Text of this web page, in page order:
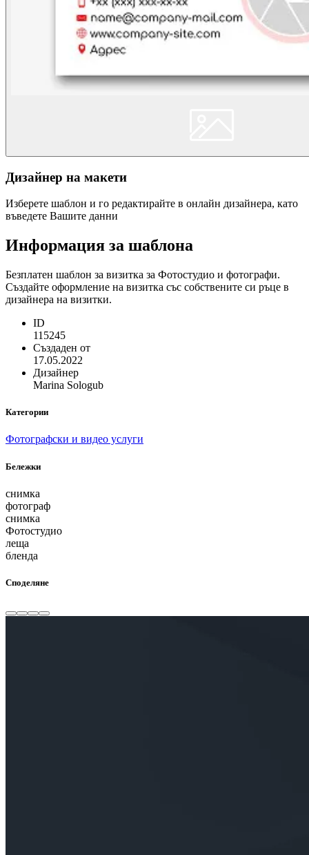
Дизайнер на макети
Изберете шаблон и го редактирайте в онлайн дизайнера, като
въведете Вашите данни
Информация за шаблона
Безплатен шаблон за визитка за Фотостудио и фотографи.
Създайте оформление на визитка със собствените си ръце в
дизайнера на визитки.
ID
115245
Създаден от
17.05.2022
Дизайнер
Marina Sologub
Категории
Фотографски и видео услуги
Бележки
снимка
фотограф
снимка
Фотостудио
леща
бленда
Споделяне